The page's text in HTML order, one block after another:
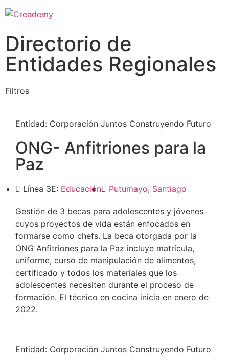
Directorio de
Entidades Regionales
Filtros
Entidad: Corporación Juntos Construyendo Futuro
ONG- Anfitriones para la
Paz
Línea 3E: Educación Putumayo, Santiago
Gestión de 3 becas para adolescentes y jóvenes
cuyos proyectos de vida están enfocados en
formarse como chefs. La beca otorgada por la
ONG Anfitriones para la Paz incluye matrícula,
uniforme, curso de manipulación de alimentos,
certificado y todos los materiales que los
adolescentes necesiten durante el proceso de
formación. El técnico en cocina inicia en enero de
2022.
Entidad: Corporación Juntos Construyendo Futuro